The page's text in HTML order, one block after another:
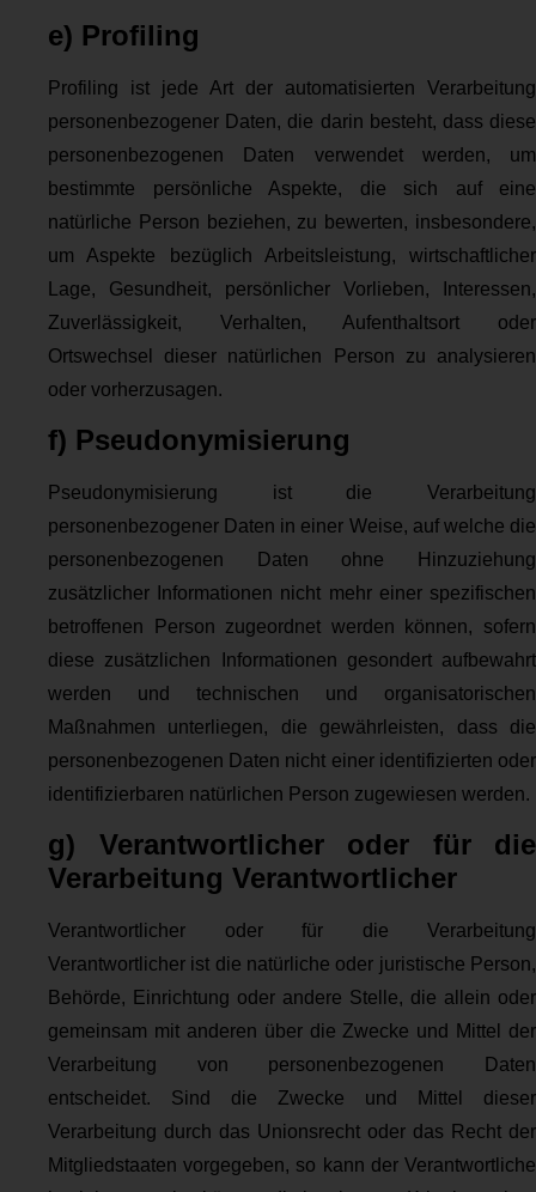
e) Profiling
Profiling ist jede Art der automatisierten Verarbeitung
personenbezogener Daten, die darin besteht, dass diese
personenbezogenen Daten verwendet werden, um
bestimmte persönliche Aspekte, die sich auf eine
natürliche Person beziehen, zu bewerten, insbesondere,
um Aspekte bezüglich Arbeitsleistung, wirtschaftlicher
Lage, Gesundheit, persönlicher Vorlieben, Interessen,
Zuverlässigkeit, Verhalten, Aufenthaltsort oder
Ortswechsel dieser natürlichen Person zu analysieren
oder vorherzusagen.
f) Pseudonymisierung
Pseudonymisierung ist die Verarbeitung
personenbezogener Daten in einer Weise, auf welche die
personenbezogenen Daten ohne Hinzuziehung
zusätzlicher Informationen nicht mehr einer spezifischen
betroffenen Person zugeordnet werden können, sofern
diese zusätzlichen Informationen gesondert aufbewahrt
werden und technischen und organisatorischen
Maßnahmen unterliegen, die gewährleisten, dass die
personenbezogenen Daten nicht einer identifizierten oder
identifizierbaren natürlichen Person zugewiesen werden.
g) Verantwortlicher oder für die
Verarbeitung Verantwortlicher
Verantwortlicher oder für die Verarbeitung
Verantwortlicher ist die natürliche oder juristische Person,
Behörde, Einrichtung oder andere Stelle, die allein oder
gemeinsam mit anderen über die Zwecke und Mittel der
Verarbeitung von personenbezogenen Daten
entscheidet. Sind die Zwecke und Mittel dieser
Verarbeitung durch das Unionsrecht oder das Recht der
Mitgliedstaaten vorgegeben, so kann der Verantwortliche